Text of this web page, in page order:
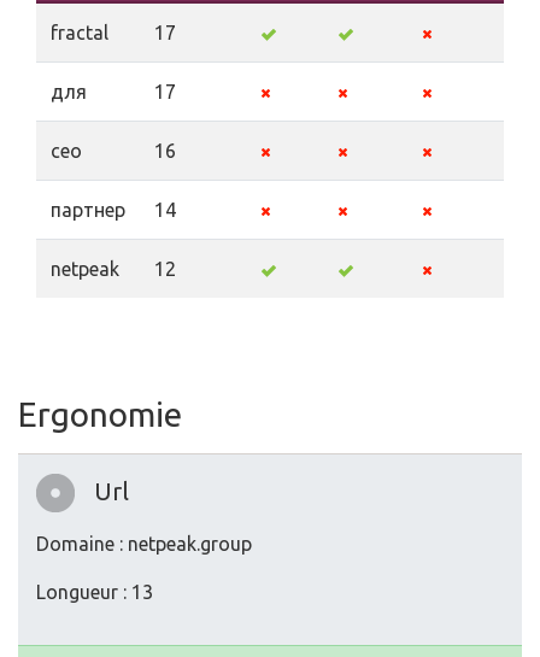
fractal 17
для 17
ceo 16
партнер 14
netpeak 12
Ergonomie
Url
Domaine : netpeak.group
Longueur : 13